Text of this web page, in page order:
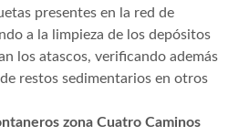
presentes en la red de
a la limpieza de los depósitos
los atascos, verificando además
restos sedimentarios en otros
zona Cuatro Caminos